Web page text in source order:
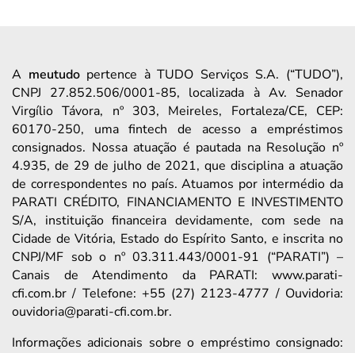
A meutudopertence à TUDO Serviços S.A. (“TUDO”),
CNPJ 27.852.506/0001-85, localizada à Av. Senador
Virgílio Távora, nº 303, Meireles, Fortaleza/CE, CEP:
60170-250, uma fintech de acesso a empréstimos
consignados. Nossa atuação é pautada na Resolução nº
4.935, de 29 de julho de 2021, que disciplina a atuação
de correspondentes no país. Atuamos por intermédio da
PARATI CRÉDITO, FINANCIAMENTO E INVESTIMENTO
S/A, instituição financeira devidamente, com sede na
Cidade de Vitória, Estado do Espírito Santo, e inscrita no
CNPJ/MF sob o nº 03.311.443/0001-91 (“PARATI”) –
Canais de Atendimento da PARATI: www.parati-
cfi.com.br / Telefone: +55 (27) 2123-4777 / Ouvidoria:
ouvidoria@parati-cfi.com.br.
Informações adicionais sobre o empréstimo consignado: